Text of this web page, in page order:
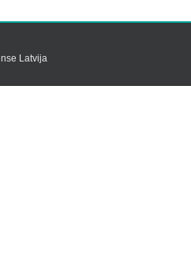
Latvija